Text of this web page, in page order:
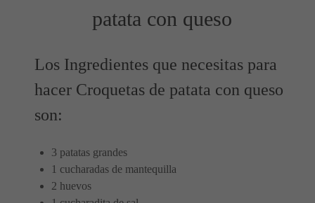
patata con queso
Los Ingredientes que necesitas para
hacer Croquetas de patata con queso
son:
3 patatas grandes
1 cucharadas de mantequilla
2 huevos